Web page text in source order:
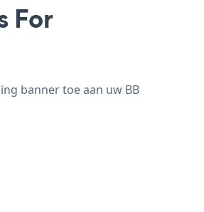
For
banner toe aan uw BB